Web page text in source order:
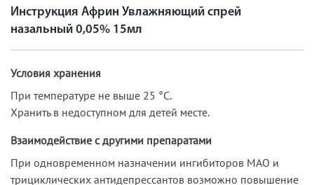
Инструкция Африн Увлажняющий спрей
назальный 0,05% 15мл
Условия хранения
При температуре не выше 25 °C.
Хранить в недоступном для детей месте.
Взаимодействие с другими препаратами
При одновременном назначении ингибиторов МАО и
трициклических антидепрессантов возможно повышение